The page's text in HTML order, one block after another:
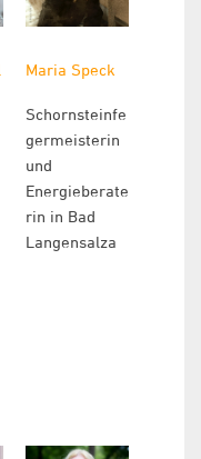
Maria Speck
Schornsteinfe
germeisterin
und
Energieberate
rin in Bad
Langensalza